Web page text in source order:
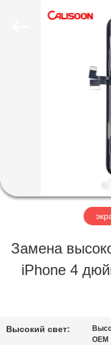
СТРАНИЦА
ПРОДУКЦИЯ
РОЛИКИ
КОМПАНИИ
ФАБРИКА
Замена
iPhone 4
Высокий свет:
OEM